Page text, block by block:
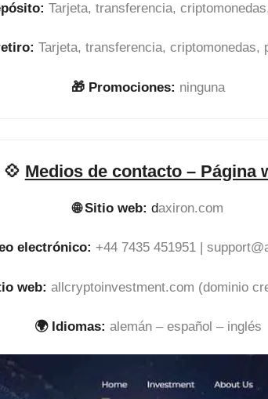
Tarjeta, transferencia,
Tarjeta, transferencia, criptomonedas,
🎁 Promociones: ninguna
💠 Medios de contacto – Página
🌐 Sitio web: daxiron.com
electrónico: +44 7435 451951 |
web: allcryptoinvestment.com (dominio
🌍 Idiomas: alemán – español – inglés